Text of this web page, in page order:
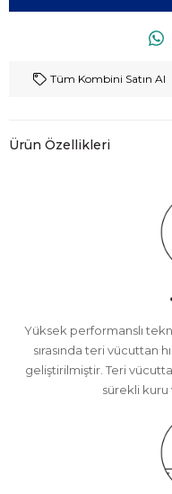
Tüm Kombini Satın Al
Ürün Özellikleri
Yüksek performanslı
sırasında teri vücuttan
geliştirilmiştir. Teri
sürekli kuru